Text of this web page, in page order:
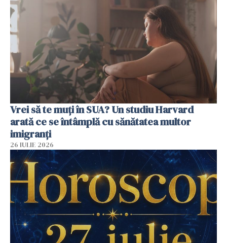
Vrei să te muți în SUA? Un studiu Harvard
arată ce se întâmplă cu sănătatea multor
imigranți
26 IULIE 2026